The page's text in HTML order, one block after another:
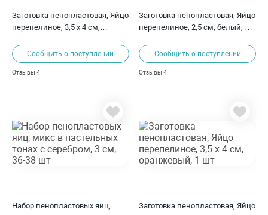
Заготовка пенопластовая, Яйцо
перепелиное, 3,5 х 4 см,
Сообщить о поступлении
Отзывы 4
Заготовка пенопластовая, Яйцо
перепелиное, 2,5 см, белый, 1
Сообщить о поступлении
Отзывы4
Набор пенопластовых яиц,
Заготовка пенопластовая, Яйцо